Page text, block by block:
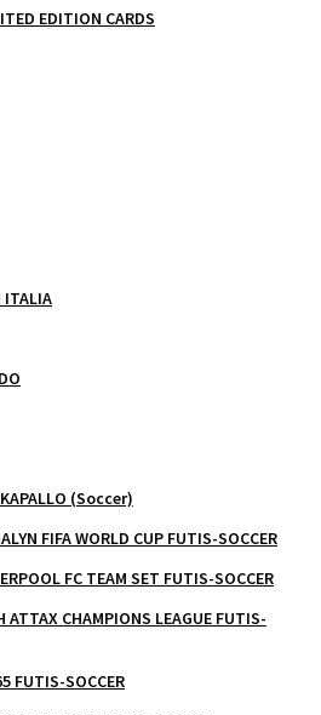
EDITION CARDS
ITALIA
(Soccer)
FIFA WORLD CUP FUTIS-SOCCER
FC TEAM SET FUTIS-SOCCER
ATTAX CHAMPIONS LEAGUE FUTIS-
FUTIS-SOCCER